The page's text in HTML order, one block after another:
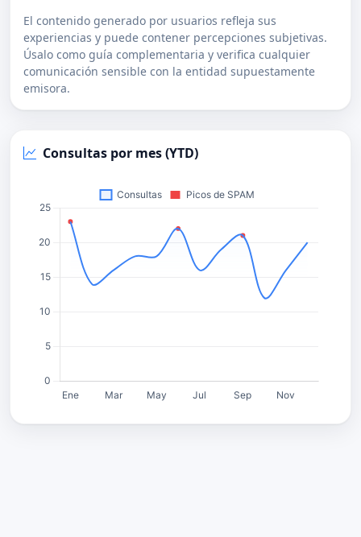
El contenido generado por usuarios refleja sus
experiencias y puede contener percepciones subjetivas.
Úsalo como guía complementaria y verifica cualquier
comunicación sensible con la entidad supuestamente
emisora.
Consultas por mes (YTD)